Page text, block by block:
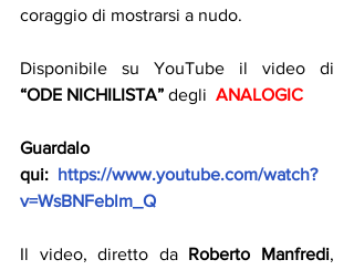
coraggio di mostrarsi a nudo.
“ODE NICHILISTA” degli ANALOGIC
Guardalo
qui: https://www.youtube.com/watch?
v=WsBNFeblm_Q
Il video, diretto da Roberto Manfredi,